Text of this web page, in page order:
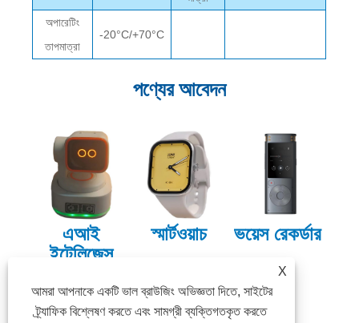
অপারেটিং
তাপমাত্রা
-20°C/+70°C
পণ্যের আবেদন
এআই
ইন্টেলিজেন্স
স্মার্টওয়াচ ভয়েস রেকর্ডার
হট ট্যাগ: আকার 1.83", 1.85", 1.96", 2.0", চীন, প্রস্তুতকারক,
সরবরাহকারী, কারখানা, চীনে তৈরি, বাল্ক, কাস্টমাইজড, OEM
X
আমরা আপনাকে একটি ভাল ব্রাউজিং অভিজ্ঞতা দিতে, সাইটের
ট্র্যাফিক বিশ্লেষণ করতে এবং সামগ্রী ব্যক্তিগতকৃত করতে